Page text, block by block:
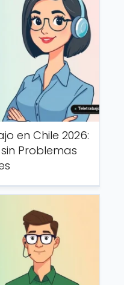
en Chile 2026:
Problemas